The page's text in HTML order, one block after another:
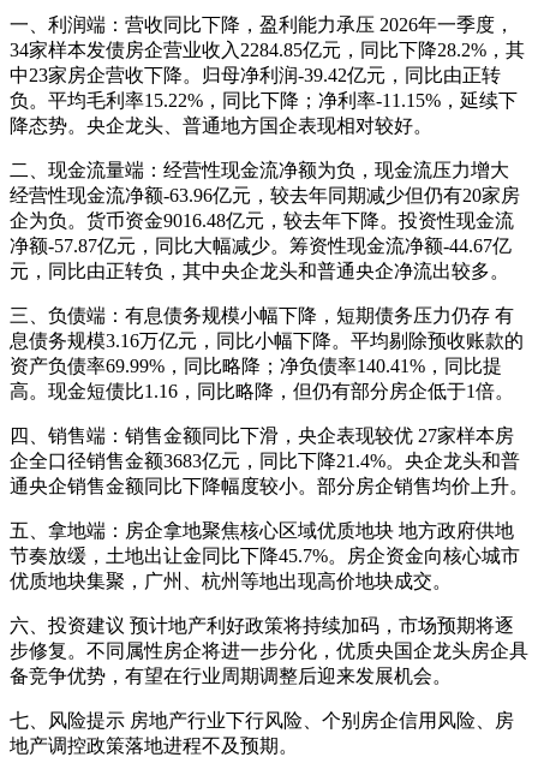
一、利润端：营收同比下降，盈利能力承压 2026年一季度，
34家样本发债房企营业收入2284.85亿元，同比下降28.2%，其
中23家房企营收下降。归母净利润-39.42亿元，同比由正转
负。平均毛利率15.22%，同比下降；净利率-11.15%，延续下
降态势。央企龙头、普通地方国企表现相对较好。
二、现金流量端：经营性现金流净额为负，现金流压力增大
经营性现金流净额-63.96亿元，较去年同期减少但仍有20家房
企为负。货币资金9016.48亿元，较去年下降。投资性现金流
净额-57.87亿元，同比大幅减少。筹资性现金流净额-44.67亿
元，同比由正转负，其中央企龙头和普通央企净流出较多。
三、负债端：有息债务规模小幅下降，短期债务压力仍存 有
息债务规模3.16万亿元，同比小幅下降。平均剔除预收账款的
资产负债率69.99%，同比略降；净负债率140.41%，同比提
高。现金短债比1.16，同比略降，但仍有部分房企低于1倍。
四、销售端：销售金额同比下滑，央企表现较优 27家样本房
企全口径销售金额3683亿元，同比下降21.4%。央企龙头和普
通央企销售金额同比下降幅度较小。部分房企销售均价上升。
五、拿地端：房企拿地聚焦核心区域优质地块 地方政府供地
节奏放缓，土地出让金同比下降45.7%。房企资金向核心城市
优质地块集聚，广州、杭州等地出现高价地块成交。
六、投资建议 预计地产利好政策将持续加码，市场预期将逐
步修复。不同属性房企将进一步分化，优质央国企龙头房企具
备竞争优势，有望在行业周期调整后迎来发展机会。
七、风险提示 房地产行业下行风险、个别房企信用风险、房
地产调控政策落地进程不及预期。